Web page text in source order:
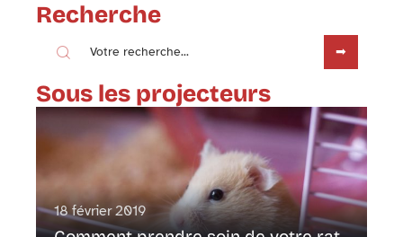
Recherche
Sous les projecteurs
18 février 2019